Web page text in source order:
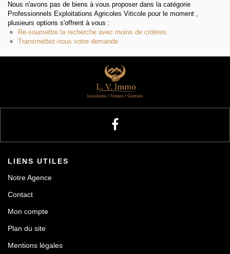
L'agence
Nous n'avons pas de biens à vous proposer dans la catégorie
Professionnels Exploitations Agricoles Viticole pour le moment ,
plusieurs options s'offrent à vous :
Re-soumettre la recherche avec moins de critères.
Transmettez-nous votre demande
LIENS UTILES
Notre Agence
Contact
Mon compte
Plan du site
Mentions légales